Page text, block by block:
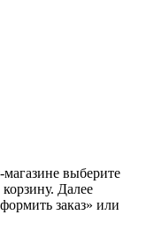
выберите
Далее
заказ» или